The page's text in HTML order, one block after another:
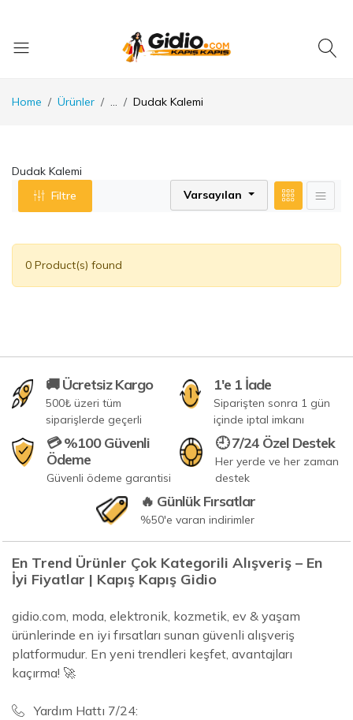
Home Ürünler ... Dudak Kalemi
Dudak Kalemi
Filtre
Varsayılan
0 Product(s) found
🚚 Ücretsiz Kargo
500₺ üzeri tüm
siparişlerde geçerli
1'e 1 İade
Siparişten sonra 1 gün
içinde iptal imkanı
💳 %100 Güvenli
Ödeme
Güvenli ödeme garantisi
🕘 7/24 Özel Destek
Her yerde ve her zaman
destek
🔥 Günlük Fırsatlar
%50'e varan indirimler
En Trend Ürünler Çok Kategorili Alışveriş – En
İyi Fiyatlar | Kapış Kapış Gidio
gidio.com, moda, elektronik, kozmetik, ev & yaşam
ürünlerinde en iyi fırsatları sunan güvenli alışveriş
platformudur. En yeni trendleri keşfet, avantajları
kaçırma! 🚀
Yardım Hattı 7/24: